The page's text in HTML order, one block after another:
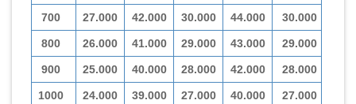
700 27.000 42.000 30.000 44.000 30.000
800 26.000 41.000 29.000 43.000 29.000
900 25.000 40.000 28.000 42.000 28.000
1000 24.000 39.000 27.000 40.000 27.000